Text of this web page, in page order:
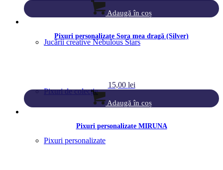
Jucării creative Nebulous Stars
Pixuri de colecție
Pixuri personalizate
Adaugă în coș
Pixuri personalizate Sora mea dragă (Silver)
15,00 lei
Adaugă în coș
Pixuri personalizate MIRUNA